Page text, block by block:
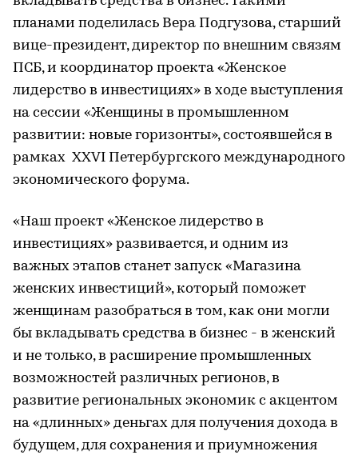
планами поделилась Вера Подгузова, старший
вице-президент, директор по внешним связям
ПСБ, и координатор проекта «Женское
лидерство в инвестициях» в ходе выступления
на сессии «Женщины в промышленном
развитии: новые горизонты», состоявшейся в
рамках XXVI Петербургского международного
экономического форума.
«Наш проект «Женское лидерство в
инвестициях» развивается, и одним из
важных этапов станет запуск «Магазина
женских инвестиций», который поможет
женщинам разобраться в том, как они могли
бы вкладывать средства в бизнес - в женский
и не только, в расширение промышленных
возможностей различных регионов, в
развитие региональных экономик с акцентом
на «длинных» деньгах для получения дохода в
будущем, для сохранения и приумножения